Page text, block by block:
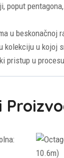
poput
u beskonačnoj
kolekciju u kojoj
pristup u